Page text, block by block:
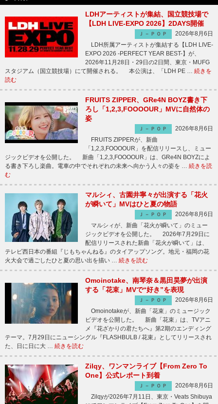
LDHアーティストが集結、国立競技場で
【LDH LIVE-EXPO 2026】2DAYS開催
Ｊ－ＰＯＰ
2026年8月6日
LDH所属アーティストが集結する【LDH LIVE-
EXPO 2026 -PERFECT YEAR BEST-】が、
2026年11月28日・29日の2日間、東京・MUFG
スタジアム（国立競技場）にて開催される。 本公演は、「LDH PE … 続きを
読む
FRUITS ZIPPER、GRe4N BOYZ書き下
ろし「1,2,3,FOOOOUR」MVに自然体の
姿
Ｊ－ＰＯＰ
2026年8月6日
FRUITS ZIPPERが、新曲
「1,2,3,FOOOOUR」を配信リリースし、ミュー
ジックビデオを公開した。 新曲「1,2,3,FOOOOUR」は、GRe4N BOYZによ
る書き下ろし楽曲。電車の中でそれぞれの未来へ向かう人々の姿を … 続きを読
む
マルシィ、古園井寧々が出演する「花火
が瞬いて」MVはひと夏の物語
Ｊ－ＰＯＰ
2026年8月6日
マルシィが、新曲「花火が瞬いて」のミュー
ジックビデオを公開した。 2026年7月29日に
配信リリースされた新曲「花火が瞬いて」は、
テレビ西日本の番組『じもちゃんねる』のタイアップソング。地元・福岡の花
火大会で過ごしたひと夏の思い出を描い … 続きを読む
Omoinotake、南琴奈＆黒田昊夢が出演
する「花束」MVで“好き”を表現
Ｊ－ＰＯＰ
2026年8月6日
Omoinotakeが、新曲「花束」のミュージック
ビデオを公開した。 新曲「花束」は、TVアニ
メ『花ざかりの君たちへ』第2期のエンディング
テーマ。7月29日にニューシングル『FLASHBULB / 花束』としてリリースされ
た、日に日に大 … 続きを読む
Zilqy、ワンマンライブ【From Zero To
One】公式レポート到着
Ｊ－ＰＯＰ
2026年8月6日
Zilqyが2026年7月11日、東京・Veats Shibuya